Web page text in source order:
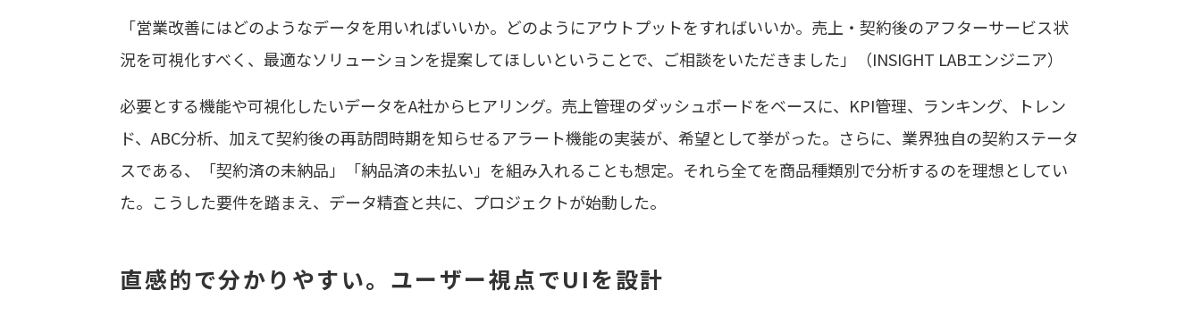
「営業改善にはどのようなデータを用いればいいか。どのようにアウトプットをすればいいか。売上・契約後のアフターサービス状
況を可視化すべく、最適なソリューションを提案してほしいということで、ご相談をいただきました」（INSIGHT LABエンジニア）
必要とする機能や可視化したいデータをA社からヒアリング。売上管理のダッシュボードをベースに、KPI管理、ランキング、トレン
ド、ABC分析、加えて契約後の再訪問時期を知らせるアラート機能の実装が、希望として挙がった。さらに、業界独自の契約ステータ
スである、「契約済の未納品」「納品済の未払い」を組み入れることも想定。それら全てを商品種類別で分析するのを理想としてい
た。こうした要件を踏まえ、データ精査と共に、プロジェクトが始動した。
直感的で分かりやすい。ユーザー視点でUIを設計